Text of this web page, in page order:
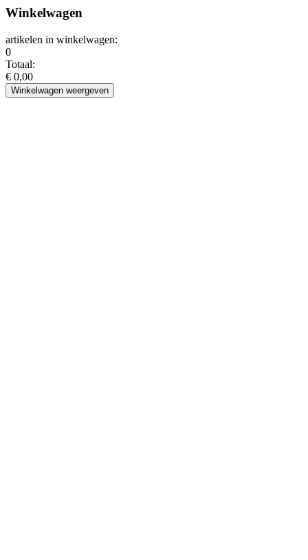
Winkelwagen
artikelen in winkelwagen:
0
Totaal:
€ 0,00
Winkelwagen weergeven